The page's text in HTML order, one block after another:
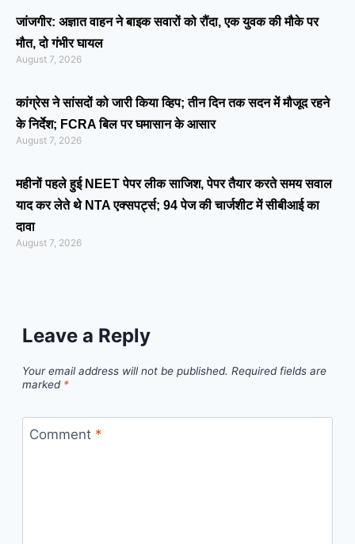
जांजगीर: अज्ञात वाहन ने बाइक सवारों को रौंदा, एक युवक की मौके पर
मौत, दो गंभीर घायल
August 7, 2026
कांग्रेस ने सांसदों को जारी किया व्हिप; तीन दिन तक सदन में मौजूद रहने
के निर्देश; FCRA बिल पर घमासान के आसार
August 7, 2026
महीनों पहले हुई NEET पेपर लीक साजिश, पेपर तैयार करते समय सवाल
याद कर लेते थे NTA एक्सपर्ट्स; 94 पेज की चार्जशीट में सीबीआई का
दावा
August 7, 2026
Leave a Reply
Your email address will not be published. Required fields are
marked *
Comment *